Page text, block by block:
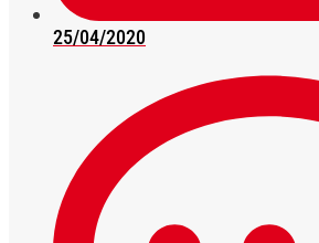
25/04/2020